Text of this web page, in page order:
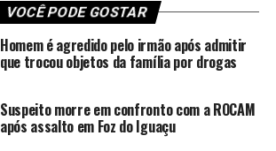
VOCÊ PODE GOSTAR
Homem é agredido pelo irmão após admitir
que trocou objetos da família por drogas
Suspeito morre em confronto com a ROCAM
após assalto em Foz do Iguaçu